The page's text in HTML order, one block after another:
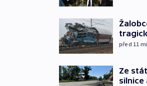
před 11
Ze
silnice